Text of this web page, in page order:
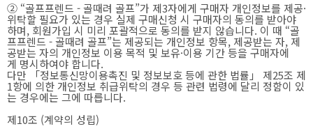
② “골프프렌드 - 골때려 골프”가 제3자에게 구매자 개인정보를 제공·
위탁할 필요가 있는 경우 실제 구매신청 시 구매자의 동의를 받아야
하며, 회원가입 시 미리 포괄적으로 동의를 받지 않습니다. 이 때 “골
프프렌드 - 골때려 골프”는 제공되는 개인정보 항목, 제공받는 자, 제
공받는 자의 개인정보 이용 목적 및 보유·이용 기간 등을 구매자에
게 명시하여야 합니다.
다만 「정보통신망이용촉진 및 정보보호 등에 관한 법률」 제25조 제
1항에 의한 개인정보 취급위탁의 경우 등 관련 법령에 달리 정함이 있
는 경우에는 그에 따릅니다.
제10조 (계약의 성립)